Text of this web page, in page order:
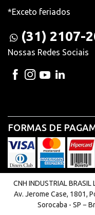
*Exceto feriados
(31) 2107-
Nossas Redes Sociais
FORMAS DE
CNH INDUSTRIAL
Av. Jerome Case, 1801,
Sorocaba - SP −